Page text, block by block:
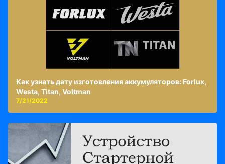
Как узнать дату изготовления аккумуляторов: Forlux,
Westa, Titan, Voltman
7/21/2022